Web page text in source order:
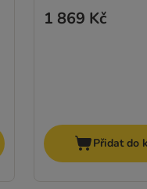
1 869 Kč
Přidat do